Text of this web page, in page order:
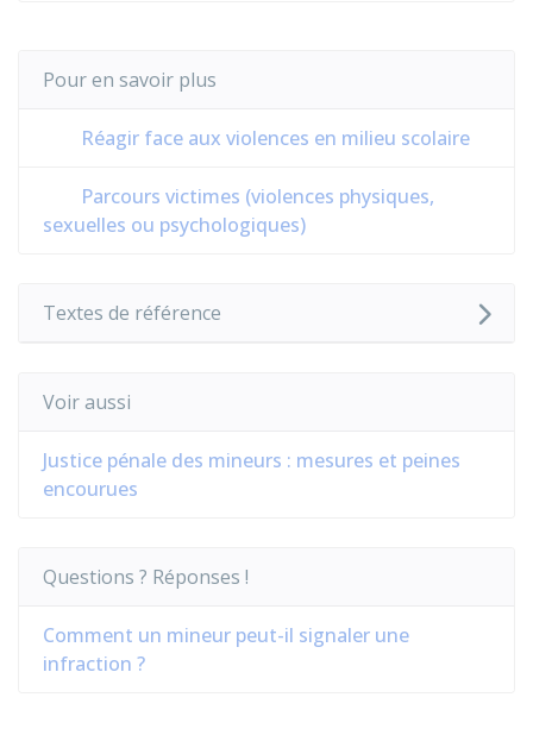
Pour en savoir plus
Réagir face aux violences en milieu scolaire
Parcours victimes (violences physiques,
sexuelles ou psychologiques)
Textes de référence
Voir aussi
Justice pénale des mineurs : mesures et peines
encourues
Questions ? Réponses !
Comment un mineur peut-il signaler une
infraction ?